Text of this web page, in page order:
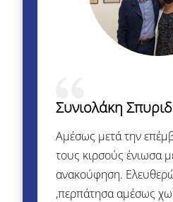
Συνιολάκη
Αμέσως μετά την
τους κιρσούς ένιωσα
ανακούφηση.
,περπάτησα αμέσως